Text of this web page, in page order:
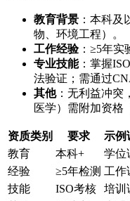
教育背景 ：本科
物、环境工程）。
工作经验：≥5年实
专业技能：掌握
法验证；需通过
其他：无利益冲突
医学）需附加资格
资质类别 要求
示例
教育
本科+
学位
经验
≥5年检测 工作
技能
ISO考核
培训